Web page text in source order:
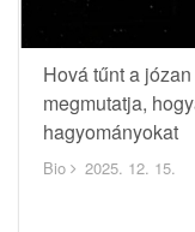
Hová tűnt a
megmutatja,
hagyományokat
Bio 2025. 12. 15.